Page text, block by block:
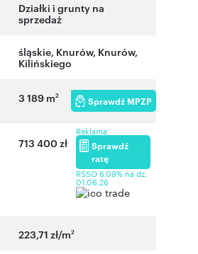
Działki i grunty na
sprzedaż
śląskie, Knurów, Knurów,
Kilińskiego
3 189 m2 Sprawdź MPZP
713 400 zł
Reklama
Sprawdź
ratę
RSSO 6,09% na dz.
01.06.26
223,71 zł/m2